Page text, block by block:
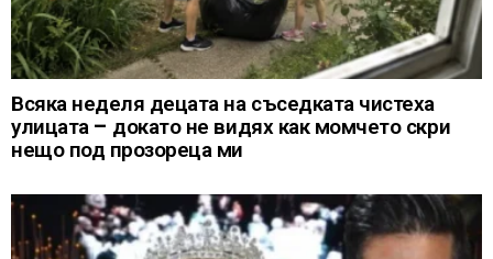
Всяка неделя децата на съседката чистеха
улицата – докато не видях как момчето скри
нещо под прозореца ми